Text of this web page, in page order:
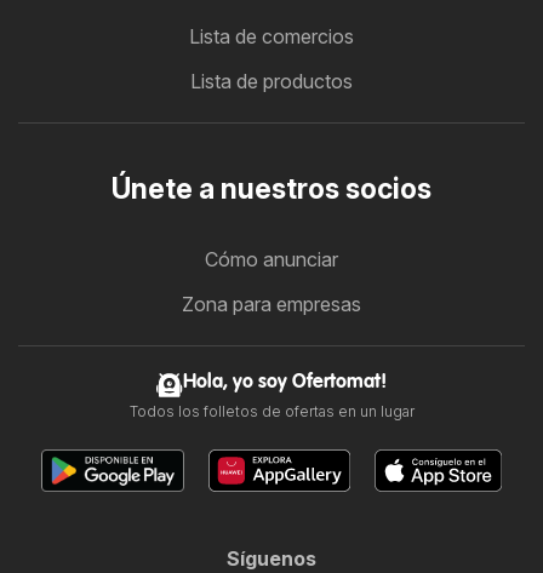
Lista de comercios
Lista de productos
Únete a nuestros socios
Cómo anunciar
Zona para empresas
Hola, yo soy Ofertomat!
Todos los folletos de ofertas en un lugar
Síguenos